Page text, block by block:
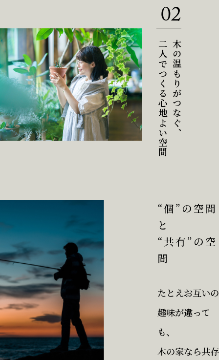
02
木の温もりがつなぐ、
二人でつくる心地よい空間
“個”の空間
と
“共有”の空
間
たとえお互いの
趣味が違って
も、
木の家なら共存